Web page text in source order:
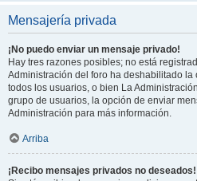
Mensajería privada
¡No puedo enviar un mensaje privado!
Hay tres razones posibles; no está
Administración del foro ha deshabilitado
todos los usuarios, o bien La
grupo de usuarios, la opción de enviar
Administración para más información.
Arriba
¡Recibo mensajes privados no deseados!